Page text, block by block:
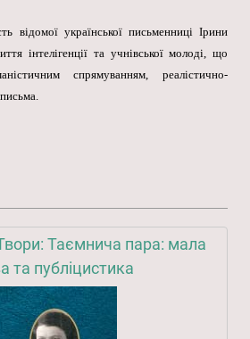
відомої української письменниці Ірини
інтелігенції та учнівської молоді, що
спрямуванням, реалістично-
Таємнича пара: мала
та публіцистика